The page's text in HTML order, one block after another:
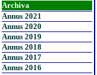
Archiva
Annus 2021
Annus 2020
Annus 2019
Annus 2018
Annus 2017
Annus 2016